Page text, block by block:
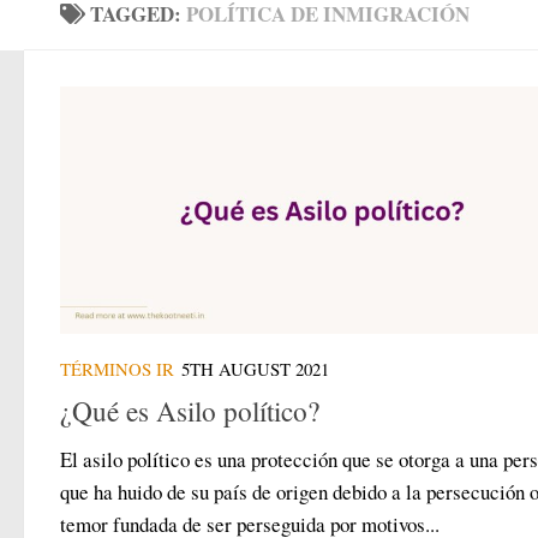
TAGGED: POLÍTICA DE INMIGRACIÓN
TÉRMINOS IR 5TH AUGUST 2021
¿Qué es Asilo político?
El asilo político es una protección que se otorga a una
que ha huido de su país de origen debido a la persecución
temor fundada de ser perseguida por motivos...